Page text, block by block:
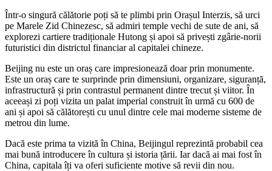
Într-o singură călătorie poți să te plimbi prin Orașul Interzis, să urci
pe Marele Zid Chinezesc, să admiri temple vechi de sute de ani, să
explorezi cartiere tradiționale Hutong și apoi să privești zgârie-norii
futuristici din districtul financiar al capitalei chineze.
Beijing nu este un oraș care impresionează doar prin monumente.
Este un oraș care te surprinde prin dimensiuni, organizare, siguranță,
infrastructură și prin contrastul permanent dintre trecut și viitor. În
aceeași zi poți vizita un palat imperial construit în urmă cu 600 de
ani și apoi să călătorești cu unul dintre cele mai moderne sisteme de
metrou din lume.
Dacă este prima ta vizită în China, Beijingul reprezintă probabil cea
mai bună introducere în cultura și istoria țării. Iar dacă ai mai fost în
China, capitala îți va oferi suficiente motive să revii din nou.